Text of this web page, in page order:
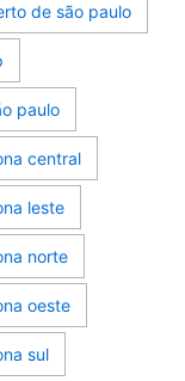
de são paulo
paulo
central
leste
norte
oeste
sul